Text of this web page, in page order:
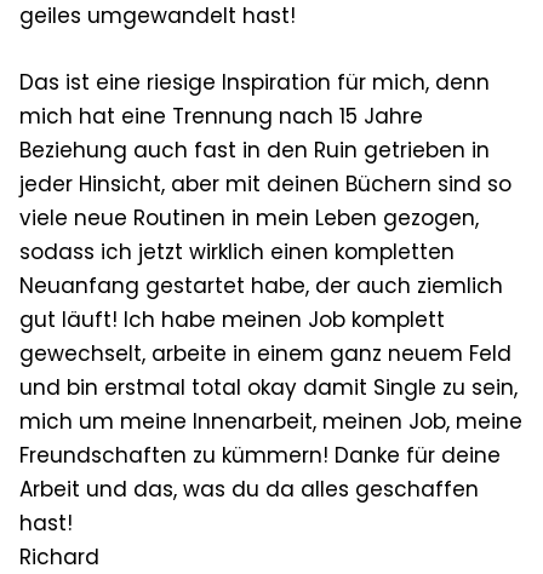
geiles umgewandelt hast!
Das ist eine riesige Inspiration für mich, denn
mich hat eine Trennung nach 15 Jahre
Beziehung auch fast in den Ruin getrieben in
jeder Hinsicht, aber mit deinen Büchern sind so
viele neue Routinen in mein Leben gezogen,
sodass ich jetzt wirklich einen kompletten
Neuanfang gestartet habe, der auch ziemlich
gut läuft! Ich habe meinen Job komplett
gewechselt, arbeite in einem ganz neuem Feld
und bin erstmal total okay damit Single zu sein,
mich um meine Innenarbeit, meinen Job, meine
Freundschaften zu kümmern! Danke für deine
Arbeit und das, was du da alles geschaffen
hast!
Richard